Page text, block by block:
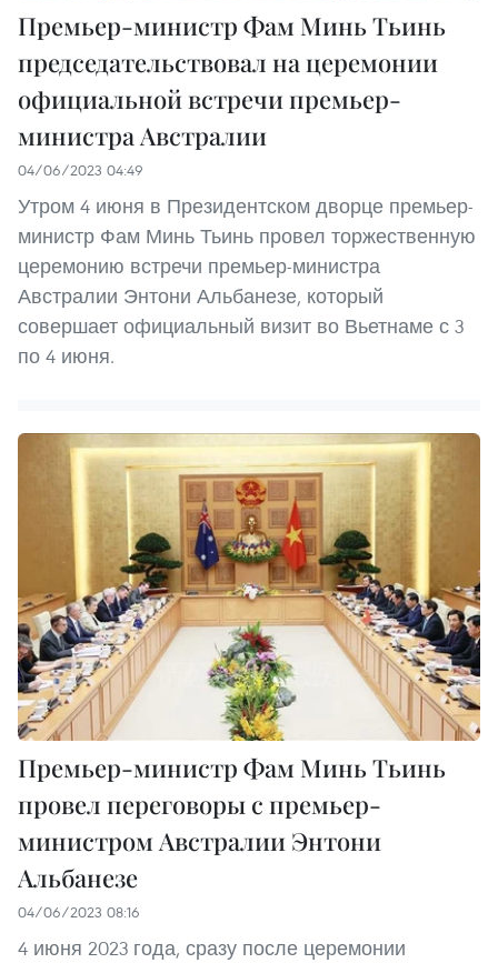
Премьер-министр Фам Минь Тьинь
председательствовал на церемонии
официальной встречи премьер-
министра Австралии
04/06/2023 04:49
Утром 4 июня в Президентском дворце премьер-
министр Фам Минь Тьинь провел торжественную
церемонию встречи премьер-министра
Австралии Энтони Альбанезе, который
совершает официальный визит во Вьетнаме с 3
по 4 июня.
Премьер-министр Фам Минь Тьинь
провел переговоры с премьер-
министром Австралии Энтони
Альбанезе
04/06/2023 08:16
4 июня 2023 года, сразу после церемонии